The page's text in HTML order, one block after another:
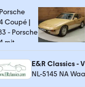
E&R Classics -
NL-5145 NA